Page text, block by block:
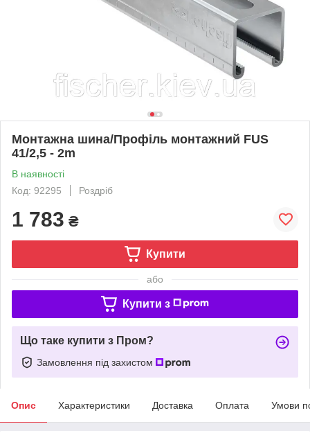
Монтажна шина/Профіль монтажний FUS
41/2,5 - 2m
В наявності
Код: 92295
Роздріб
1 783 ₴
Купити
або
Купити з
Що таке купити з Пром?
Замовлення під захистом
Опис Характеристики Доставка Оплата Умови